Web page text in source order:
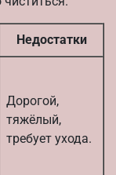
Недостатки
Дорогой,
тяжёлый,
требует ухода.